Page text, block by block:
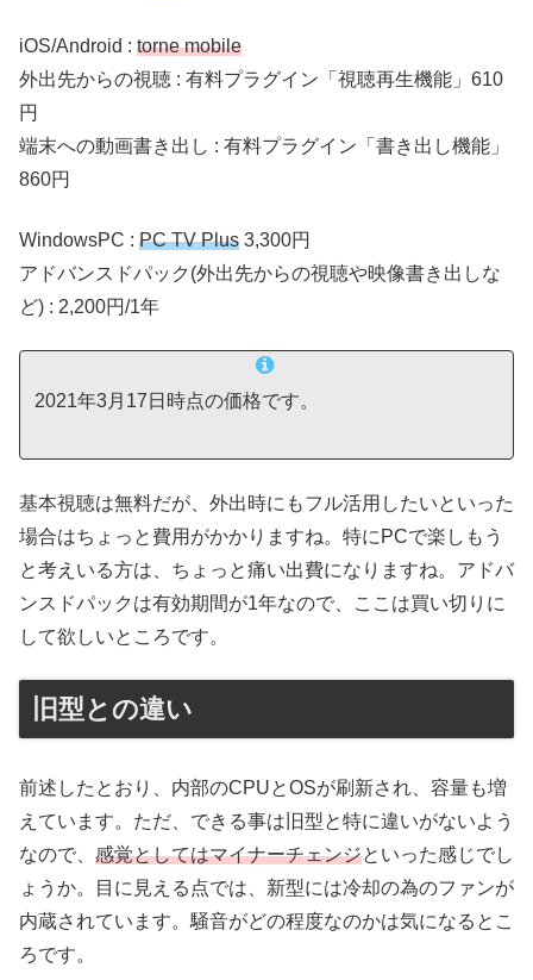
iOS/Android : torne mobile
外出先からの視聴 : 有料プラグイン「視聴再生機能」610
円
端末への動画書き出し : 有料プラグイン「書き出し機能」
860円
WindowsPC : PC TV Plus 3,300円
アドバンスドパック(外出先からの視聴や映像書き出しな
ど) : 2,200円/1年
2021年3月17日時点の価格です。
基本視聴は無料だが、外出時にもフル活用したいといった
場合はちょっと費用がかかりますね。特にPCで楽しもう
と考えいる方は、ちょっと痛い出費になりますね。アドバ
ンスドパックは有効期間が1年なので、ここは買い切りに
して欲しいところです。
旧型との違い
前述したとおり、内部のCPUとOSが刷新され、容量も増
えています。ただ、できる事は旧型と特に違いがないよう
なので、 感覚としてはマイナーチェンジといった感じでし
ょうか。目に見える点では、新型には冷却の為のファンが
内蔵されています。騒音がどの程度なのかは気になるとこ
ろです。